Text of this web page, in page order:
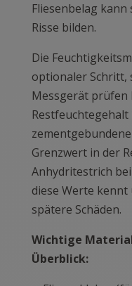
Fliesenbelag
Risse bilden.
Die
optionaler Schritt,
Messgerät prüfen
Restfeuchtegehalt
Grenzwert in der
Anhydritestrich
diese Werte
spätere Schäden.
Wichtige
Überblick: